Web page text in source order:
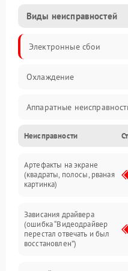
Виды неисправностей
Электронные сбои
Охлаждение
Аппаратные
Перегрев и
Видео
Интерфейсные и
Неисправности
Артефакты на экране
(квадраты, полосы, рваная
картинка)
Зависания драйвера
(ошибка “Видеодрайвер
перестал отвечать и был
восстановлен”)